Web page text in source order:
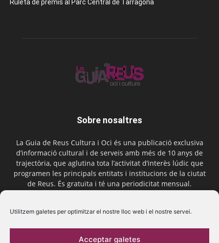
Utilitzem galetes per optimitzar el nostre lloc web i el nostre servei.
Acceptar galetes
Ruleta de premis al Parc Central de Tarragona
Sobre nosaltres
La Guia de Reus Cultura i Oci és una publicació exclusiva
d’informació cultural i de serveis amb més de 10 anys de
trajectòria, que aglutina tota l’activitat d’interès lúdic que
programen les principals entitats i institucions de la ciutat
de Reus. És gratuïta i té una periodicitat mensual.